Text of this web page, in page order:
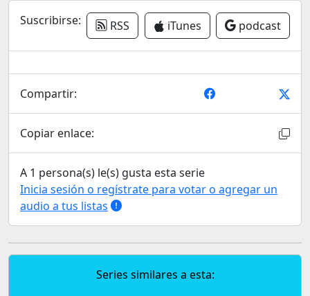
Suscribirse: RSS iTunes podcast
Compartir:
Copiar enlace:
A 1 persona(s) le(s) gusta esta serie
Inicia sesión o regístrate para votar o agregar un
audio a tus listas
Series similares a esta: